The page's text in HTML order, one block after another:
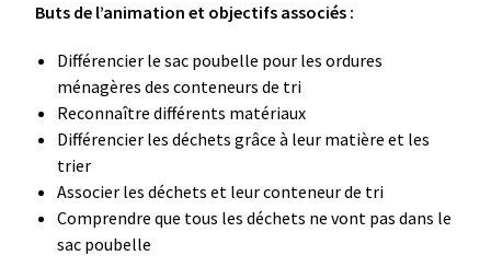
Buts de l’animation et objectifs associés :
Différencier le sac poubelle pour les ordures
ménagères des conteneurs de tri
Reconnaître différents matériaux
Différencier les déchets grâce à leur matière et les
trier
Associer les déchets et leur conteneur de tri
Comprendre que tous les déchets ne vont pas dans le
sac poubelle